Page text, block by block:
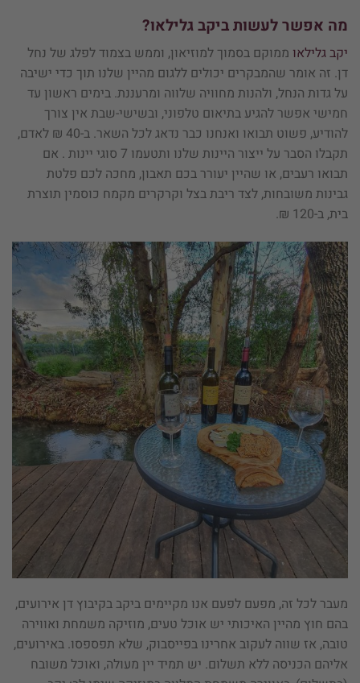
מה אפשר לעשות ביקב גלילאו?
יקב גלילאו ממוקם בסמוך למוזיאון, וממש בצמוד לפלג של נחל
דן. זה אומר שהמבקרים יכולים ללגום מהיין שלנו תוך כדי ישיבה
על גדות הנחל, ולהנות מחוויה שלווה ומרעננת. בימים ראשון עד
חמישי אפשר להגיע בתיאום טלפוני, ובשישי-שבת אין צורך
להודיע, פשוט תבואו ואנחנו כבר נדאג לכל השאר. ב-40 ₪ לאדם,
תקבלו הסבר על ייצור היינות שלנו ותטעמו 7 סוגי יינות . אם
תבואו רעבים, או שהיין יעורר בכם תאבון, מחכה לכם פלטת
גבינות משובחות, לצד ריבת בצל וקרקרים מקמח כוסמין תוצרת
בית, ב-120 ₪.
מעבר לכל זה, מפעם לפעם אנו מקיימים ביקב בקיבוץ דן אירועים,
בהם חוץ מהיין האיכותי יש אוכל טעים, מוזיקה משמחת ואווירה
טובה, אז שווה לעקוב אחרינו בפייסבוק, שלא תפספסו. באירועים,
אליהם הכניסה ללא תשלום. יש תמיד יין מעולה, ואוכל משובח